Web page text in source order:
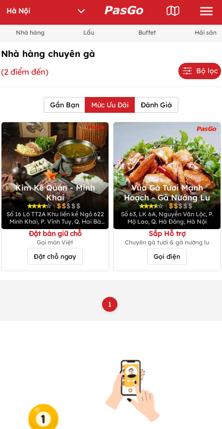
Nhà hàng Lẩu Buffet Hải sản
Nhà hàng chuyên gà
(2 điểm đến) Bộ lọc
Gần Bạn Mức Ưu Đãi Đánh Giá
Kim Kê Quán - Minh
Khai
|
Số 16 Lô TT2A Khu liền kề Ngõ 622
Minh Khai, P. Vĩnh Tuy, Q. Hai Bà
Trưng
Đặt bàn giữ chỗ
Gọi món Việt
Đặt chỗ ngay
Vua Gà Tươi Mạnh
Hoạch - Gà Nướng Lu
|
Số 63, LK 6A, Nguyễn Văn Lộc, P.
Mộ Lao, Q. Hà Đông, Hà Nội
Sắp Hỗ trợ
Chuyên gà tươi & gà nướng lu
Gọi điện
1